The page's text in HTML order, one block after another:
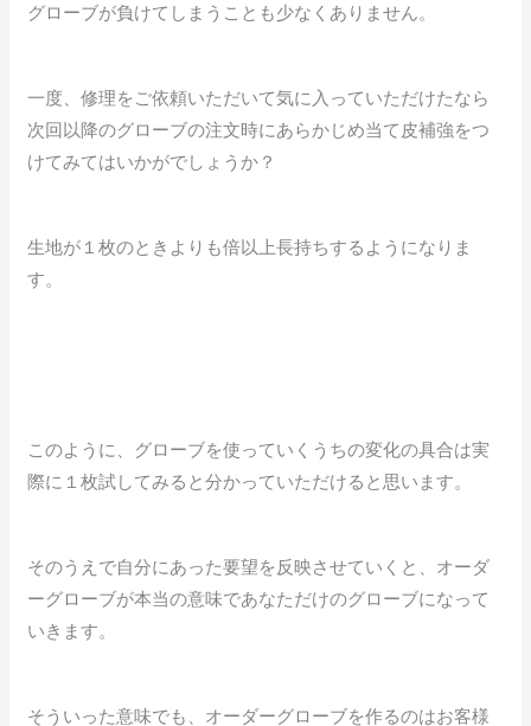
グローブが負けてしまうことも少なくありません。
一度、修理をご依頼いただいて気に入っていただけたなら
次回以降のグローブの注文時にあらかじめ当て皮補強をつ
けてみてはいかがでしょうか？
生地が１枚のときよりも倍以上長持ちするようになりま
す。
このように、グローブを使っていくうちの変化の具合は実
際に１枚試してみると分かっていただけると思います。
そのうえで自分にあった要望を反映させていくと、オーダ
ーグローブが本当の意味であなただけのグローブになって
いきます。
そういった意味でも、オーダーグローブを作るのはお客様